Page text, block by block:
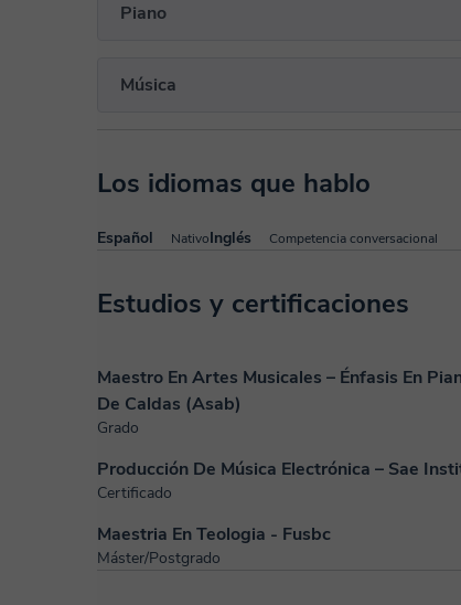
Piano
Música
Los idiomas que hablo
Español NativoInglés Competencia conversacional
Estudios y certificaciones
Maestro En Artes Musicales – Énfasis En
De Caldas (Asab)
Grado
Producción De Música Electrónica – Sae
Certificado
Maestria En Teologia - Fusbc
Máster/Postgrado